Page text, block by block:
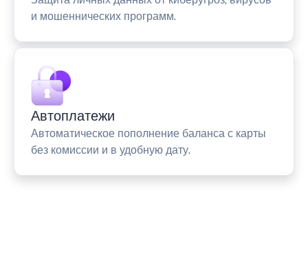
и мошеннических программ.
Автоплатежи
Автоматическое пополнение баланса с карты
без комиссии и в удобную дату.